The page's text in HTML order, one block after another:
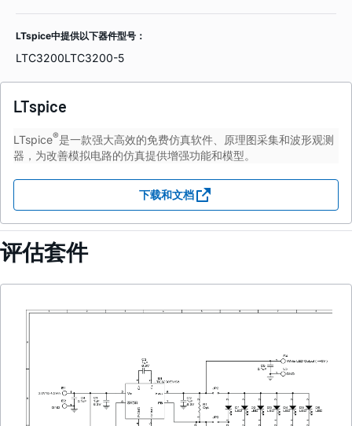
LTspice中提供以下器件型号：
LTC3200LTC3200-5
LTspice
LTspice®是一款强大高效的免费仿真软件、原理图采集和波形观测
器，为改善模拟电路的仿真提供增强功能和模型。
下载和文档
评估套件